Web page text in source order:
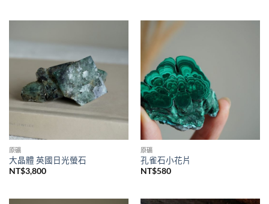
原礦
大晶體 英國日光螢石
NT$3,800
原礦
孔雀石小花片
NT$580